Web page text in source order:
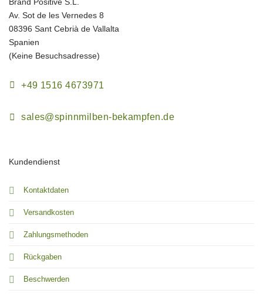
Av. Sot de les Vernedes 8
08396 Sant Cebrià de Vallalta
Spanien
(Keine Besuchsadresse)
+49 1516 4673971
sales@spinnmilben-bekampfen.de
Kundendienst
Kontaktdaten
Versandkosten
Zahlungsmethoden
Rückgaben
Beschwerden